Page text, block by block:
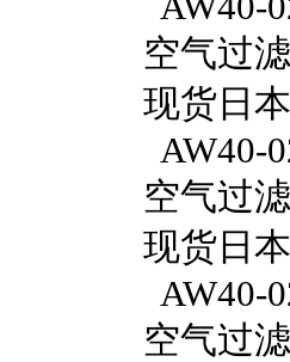
空气过
现货日
AW40-
空气过
现货日
AW40-
空气过